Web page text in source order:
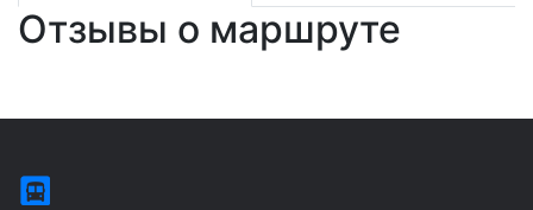
Отзывы о маршруте